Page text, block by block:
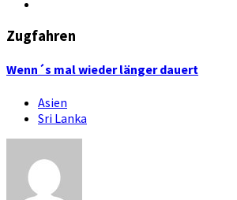
Zugfahren
Wenn´s mal wieder länger dauert
Asien
Sri Lanka